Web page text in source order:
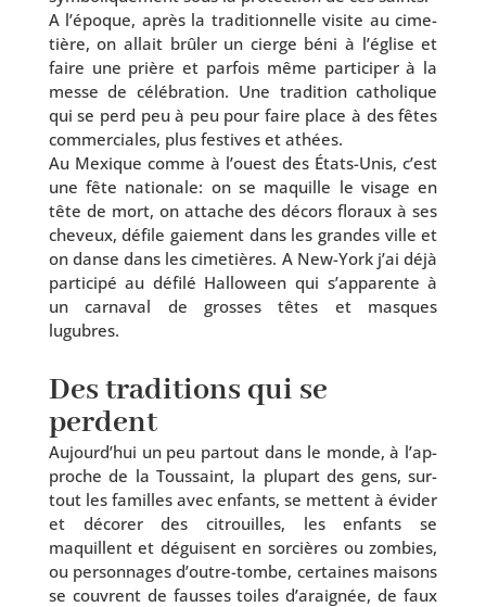
A l’é­poque, après la tra­di­tion­nelle visite au cime­
tière, on allait brû­ler un cierge béni à l’é­glise et
faire une prière et par­fois même par­ti­ci­per à la
messe de célé­bra­tion. Une tra­di­tion catho­lique
qui se perd peu à peu pour faire place à des fêtes
com­mer­ciales, plus fes­tives et athées.
Au Mexique comme à l’ouest des États-Unis, c’est
une fête natio­nale: on se maquille le visage en
tête de mort, on attache des décors flo­raux à ses
che­veux, défile gaie­ment dans les grandes ville et
on danse dans les cime­tières. A New-York j’ai déjà
par­ti­ci­pé au défi­lé Halloween qui s’apparente à
un car­na­val de grosses têtes et masques
lugubres.
Des traditions qui se
perdent
Aujourd’hui un peu par­tout dans le monde, à l’ap­
proche de la Toussaint, la plu­part des gens, sur­
tout les familles avec enfants, se mettent à évi­der
et déco­rer des citrouilles, les enfants se
maquillent et déguisent en sor­cières ou zom­bies,
ou per­son­nages d’outre-tombe, cer­taines mai­sons
se couvrent de fausses toiles d’a­rai­gnée, de faux